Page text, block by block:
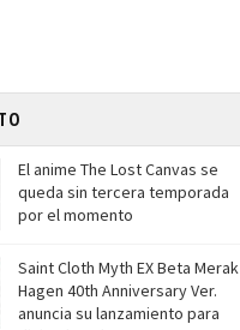
El anime The Lost Canvas se
queda sin tercera temporada
por el momento
Saint Cloth Myth EX Beta Merak
Hagen 40th Anniversary Ver.
anuncia su lanzamiento para